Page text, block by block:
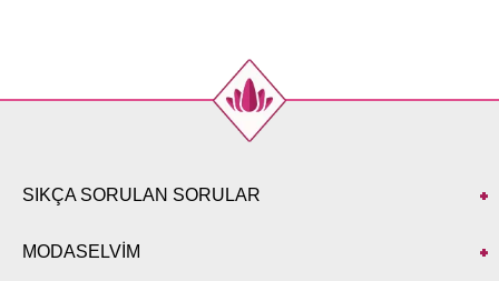
SIKÇA SORULAN SORULAR
MODASELVİM